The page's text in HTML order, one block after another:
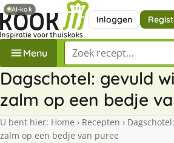
Inloggen
Menu Zoek een recept
Dagschotel: gevuld
zalm op een bedje
U bent hier: Home › Recepten ›
zalm op een bedje van puree
AI-kok